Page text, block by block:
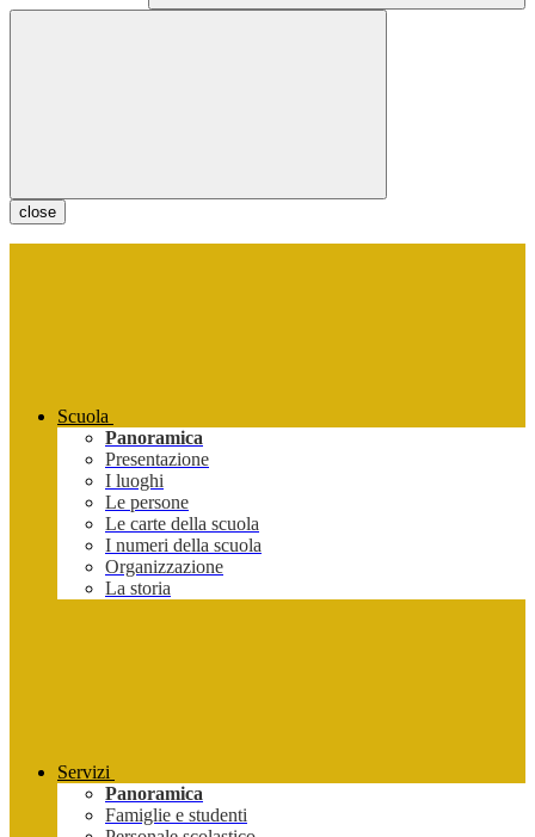
close
Scuola
Panoramica
Presentazione
I luoghi
Le persone
Le carte della scuola
I numeri della scuola
Organizzazione
La storia
Servizi
Panoramica
Famiglie e studenti